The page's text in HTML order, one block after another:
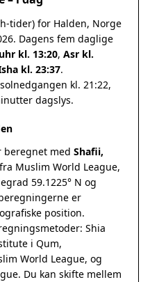
tider) for Halden, Norge
Dagens fem daglige
kl. 13:20, Asr kl.
kl. 23:37.
kl. 21:22,
dagslys.
beregnet med Shafii,
Muslim World League,
59.1225° N og
er
position.
Shia
i Qum,
World League, og
Du kan skifte mellem